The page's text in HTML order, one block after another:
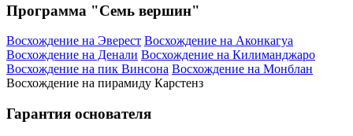
Программа "Семь вершин"
Восхождение на Эверест Восхождение на Аконкагуа
Восхождение на Денали Восхождение на Килиманджаро
Восхождение на пик Винсона Восхождение на Монблан
Восхождение на пирамиду Карстенз
Гарантия основателя